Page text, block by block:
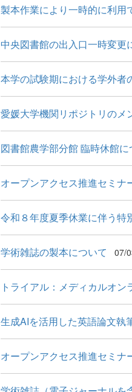
製本作業により一時的に利用
中央図書館の出入口一時変更
本学の試験期における学外者
愛媛大学機関リポジトリのメ
図書館農学部分館 臨時休館
オープンアクセス推進セミナ
令和８年度夏季休業に伴う特
学術雑誌の製本について 07/
トライアル：メディカルオン
生成AIを活用した英語論文執
オープンアクセス推進セミナ